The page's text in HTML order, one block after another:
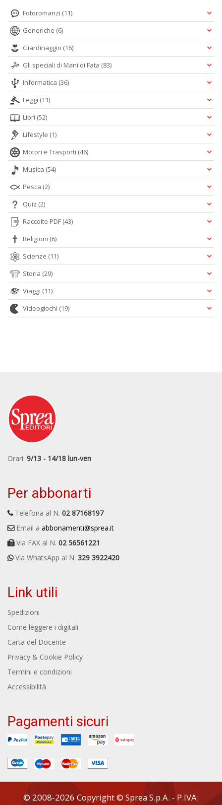
Fotoromanzi (11)
Generiche (6)
Giardinaggio (16)
Gli speciali di Mani di Fata (83)
Informatica (36)
Leggi (11)
Libri (52)
Lifestyle (1)
Motori e Trasporti (46)
Musica (54)
Pesca (2)
Quiz (2)
Raccolte PDF (43)
Religioni (6)
Scienze (11)
Storia (29)
Viaggi (11)
Videogiochi (19)
Orari: 9/13 - 14/18 lun-ven
Per abbonarti
Telefona al N. 02 87168197
Email a abbonamenti@sprea.it
Via FAX al N. 02 56561221
Via WhatsApp al N. 329 3922420
Link utili
Spedizioni
Come leggere i digitali
Carta del Docente
Privacy & Cookie Policy
Termini e condizioni
Accessibilità
Pagamenti sicuri
© 2008-2026 Copyright © Sprea S.p.A. - P.IVA: